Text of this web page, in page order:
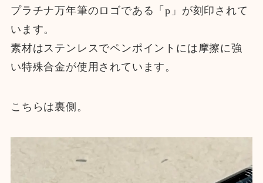
プラチナ万年筆のロゴである「p」が刻印されて
います。
素材はステンレスでペンポイントには摩擦に強
い特殊合金が使用されています。
こちらは裏側。